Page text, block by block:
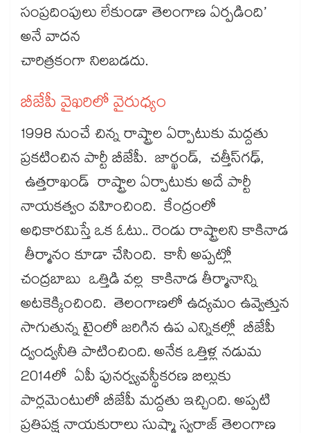
సంప్రదింపులు లేకుండా తెలంగాణ ఏర్పడింది’
అనే వాదన
చారిత్రకంగా నిలబడదు.
బీజేపీ వైఖరిలో వైరుధ్యం
1998 నుంచే చిన్న రాష్ట్రాల ఏర్పాటుకు మద్దతు
ప్రకటించిన పార్టీ బీజేపీ. జార్ఖండ్, చత్తీస్‌‌‌‌‌‌‌‌‌‌‌‌‌‌‌‌‌‌‌‌‌‌‌‌‌‌‌‌‌‌‌‌‌‌‌‌‌‌‌‌‌‌‌‌‌‌‌‌‌‌‌‌‌‌‌‌‌‌‌‌‌‌‌‌‌‌‌‌‌‌‌‌‌‌‌‌‌‌‌‌‌‌‌‌‌‌‌‌‌‌‌‌‌‌‌‌‌‌‌‌‌‌‌‌‌‌‌‌‌‌‌‌‌‌‌‌‌‌‌‌‌‌‌‌‌‌‌‌‌‌‌‌‌‌‌‌‌‌‌‌‌‌‌‌‌‌‌‌‌‌‌‌‌‌‌‌‌‌‌‌‌‌‌‌‌‌‌‌‌‌‌‌‌‌‌‌‌‌‌‌‌‌‌‌‌‌‌‌‌‌‌‌‌‌‌‌‌‌‌‌‌‌‌‌‌‌‌‌‌‌‌‌‌‌‌‌‌‌‌‌‌‌‌‌‌‌‌‌‌‌‌‌‌‌‌‌‌‌‌‌‌‌‌‌‌‌‌‌‌‌‌‌‌‌‌‌గఢ్,
ఉత్తరాఖండ్ రాష్ట్రాల ఏర్పాటుకు అదే పార్టీ
నాయకత్వం వహించింది. కేంద్రంలో
అధికారమిస్తే ఒక ఓటు.. రెండు రాష్ట్రాలని కాకినాడ
తీర్మానం కూడా చేసింది. కానీ అప్పట్లో
చంద్రబాబు ఒత్తిడి వల్ల కాకినాడ తీర్మానాన్ని
అటకెక్కించింది. తెలంగాణలో ఉద్యమం ఉవ్వెత్తున
సాగుతున్న టైంలో జరిగిన ఉప ఎన్నికల్లో బీజేపీ
ద్వంద్వనీతి పాటించింది. అనేక ఒత్తిళ్ల నడుమ
2014లో ఏపీ పునర్వ్యవస్థీకరణ బిల్లుకు
పార్లమెంటులో బీజేపీ మద్దతు ఇచ్చింది. అప్పటి
ప్రతిపక్ష నాయకురాలు సుష్మా స్వరాజ్ తెలంగాణ